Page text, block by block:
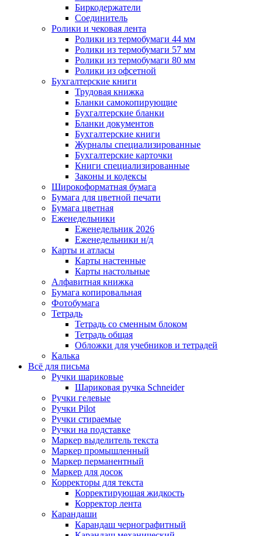
Биркодержатели
Соединитель
Ролики и чековая лента
Ролики из термобумаги 44 мм
Ролики из термобумаги 57 мм
Ролики из термобумаги 80 мм
Ролики из офсетной
Бухгалтерские книги
Трудовая книжка
Бланки самокопирующие
Бухгалтерские бланки
Бланки документов
Бухгалтерские книги
Журналы специализированные
Бухгалтерские карточки
Книги специализированные
Законы и кодексы
Широкоформатная бумага
Бумага для цветной печати
Бумага цветная
Еженедельники
Еженедельник 2026
Еженедельники н/д
Карты и атласы
Карты настенные
Карты настольные
Алфавитная книжка
Бумага копировальная
Фотобумага
Тетрадь
Тетрадь со сменным блоком
Тетрадь общая
Обложки для учебников и тетрадей
Калька
Всё для письма
Ручки шариковые
Шариковая ручка Schneider
Ручки гелевые
Ручки Pilot
Ручки стираемые
Ручки на подставке
Маркер выделитель текста
Маркер промышленный
Маркер перманентный
Маркер для досок
Корректоры для текста
Корректирующая жидкость
Корректор лента
Карандаши
Карандаш чернографитный